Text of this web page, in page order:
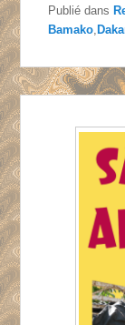
Publié dans
Bamako